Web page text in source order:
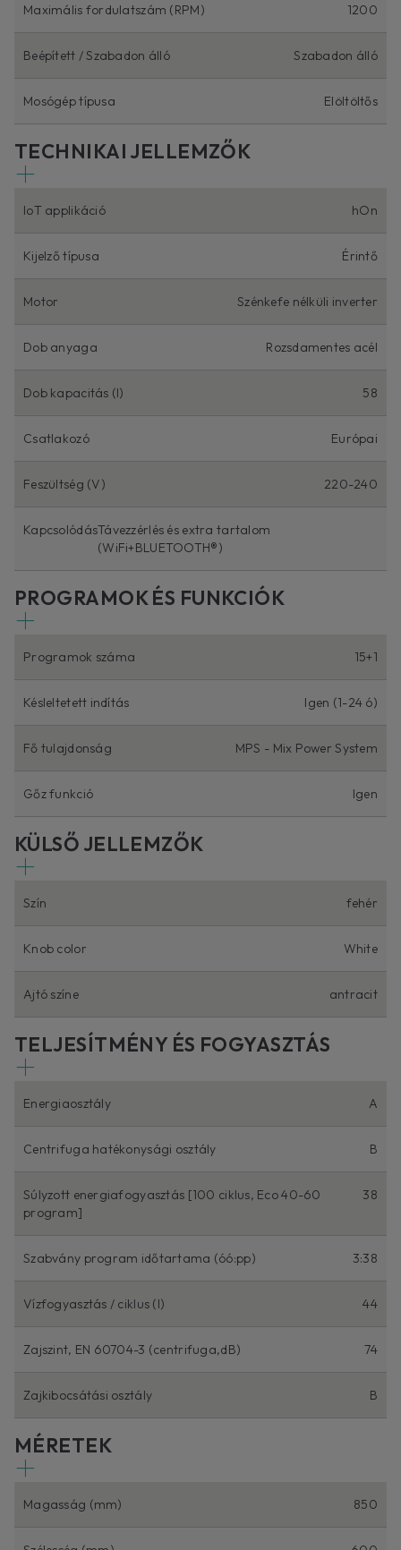
Maximális fordulatszám (RPM) 1200
Beépített / Szabadon álló Szabadon álló
Mosógép típusa Elöltöltős
TECHNIKAI JELLEMZŐK
IoT applikáció hOn
Kijelző típusa Érintő
Motor Szénkefe nélküli inverter
Dob anyaga Rozsdamentes acél
Dob kapacitás (l) 58
Csatlakozó Európai
Feszültség (V) 220-240
KapcsolódásTávezzérlés és extra tartalom
(WiFi+BLUETOOTH®)
PROGRAMOK ÉS FUNKCIÓK
Programok száma 15+1
Késleltetett indítás Igen (1-24 ó)
Fő tulajdonság MPS - Mix Power System
Gőz funkció Igen
KÜLSŐ JELLEMZŐK
Szín fehér
Knob color White
Ajtó színe antracit
TELJESÍTMÉNY ÉS FOGYASZTÁS
Energiaosztály A
Centrifuga hatékonysági osztály B
Súlyzott energiafogyasztás [100 ciklus, Eco 40-60
program]
38
Szabvány program időtartama (óó:pp) 3:38
Vízfogyasztás / ciklus (l) 44
Zajszint, EN 60704-3 (centrifuga,dB) 74
Zajkibocsátási osztály B
MÉRETEK
Magasság (mm) 850